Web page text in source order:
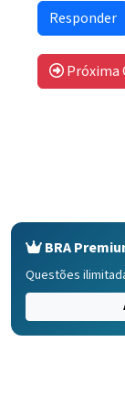
Próxima
BRA
Questões